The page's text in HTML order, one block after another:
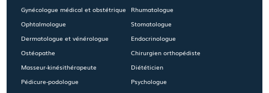
Gynécologue médical et obstétrique
Ophtalmologue
Dermatologue et vénérologue
Ostéopathe
Masseur-kinésithérapeute
Pédicure-podologue
Rhumatologue
Stomatologue
Endocrinologue
Chirurgien orthopédiste
Diététicien
Psychologue